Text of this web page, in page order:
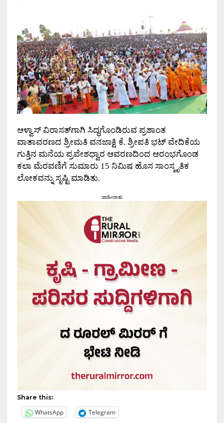
ಆಳ್ವಾಸ್ ವಿರಾಸತ್‌ಗಾಗಿ ಸಿದ್ಧಗೊಂಡಿರುವ ಪ್ರಶಾಂತ
ವಾತಾವರಣದ ಶ್ರೀಮತಿ ವನಜಾಕ್ಷಿ ಕೆ. ಶ್ರೀಪತಿ ಭಟ್ ವೇದಿಕೆಯ
ಗುತ್ತಿನ ಮನೆಯ ಪ್ರವೇಶಧ್ವಾರ ಆವರಣದಿಂದ ಆರಂಭಗೊಂಡ
ಕಲಾ ಮೆರವಣಿಗೆ ಸುಮಾರು 15 ನಿಮಿಷ ಹೊಸ ಸಾಂಸ್ಕೃತಿಕ
ಲೋಕವನ್ನು ಸೃಷ್ಟಿ ಮಾಡಿತು.
ಜಾಹೀರಾತು
Share this:
WhatsApp Telegram